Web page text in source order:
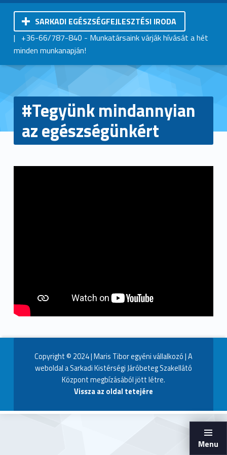
SARKADI EGÉSZSÉGFEJLESZTÉSI IRODA
Kistérségi Járóbeteg-Szakellátó Központ | Sarkad
| +36-66/787-840 - Munkatársaink várják hívását a hét
minden munkanapján!
Menu
#Tegyünk mindannyian
az egészségünkért
Copyright © 2024 | Maris Tibor egyéni vállalkozó | A
weboldal a Sarkadi Kistérségi Járóbeteg Szakellátó
Központ megbízásából jött létre.
Vissza az oldal tetejére